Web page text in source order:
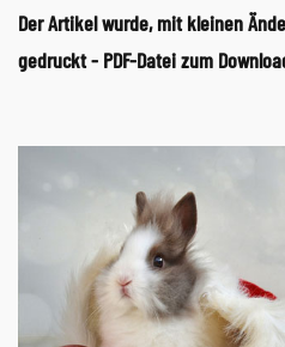
Der Artikel wurde, mit kleinen
gedruckt - PDF-Datei zum